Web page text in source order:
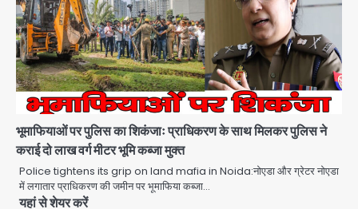
भूमाफियाओं पर पुलिस का शिकंजाः प्राधिकरण के साथ मिलकर पुलिस ने
कराई दो लाख वर्ग मीटर भूमि कब्जा मुक्त
Police tightens its grip on land mafia in Noida:नोएडा और ग्रेटर नोएडा
में लगातार प्राधिकरण की जमीन पर भूमाफिया कब्जा…
यहां से शेयर करें
2
Noida Sector 105: हाई कोर्ट जज व पूर्व
कैबिनेट सेक्रेटरी ने बच्चों संग चलाया सफाई
अभियान, 160 किलो कूड़ा हटाया
Avinash Kumar
3
Noida District Hospital: नोएडा
जिला अस्पताल में फॉल सीलिंग गिरी, गायनो
OT गैलरी में बड़ा हादसा टला; मरीजों की सुरक्षा
पर उठे सवाल
Avinash Kumar
Congress Mission 2027: